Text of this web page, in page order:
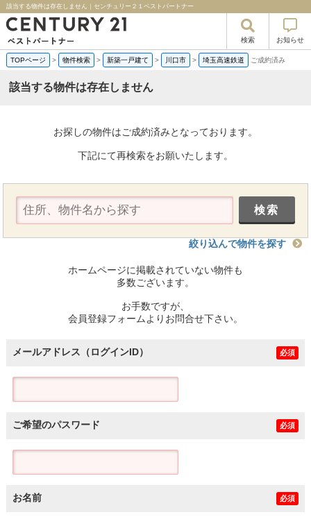
該当する物件は存在しません｜センチュリー２１ベストパートナー
検索 お知らせ
TOPページ > 物件検索 > 新築一戸建て > 川口市 > 埼玉高速鉄道 ご成約済み
該当する物件は存在しません
お探しの物件はご成約済みとなっております。
下記にて再検索をお願いたします。
絞り込んで物件を探す
ホームページに掲載されていない物件も
多数ございます。
お手数ですが、
会員登録フォームよりお問合せ下さい。
メールアドレス（ログインID） 必須
ご希望のパスワード 必須
お名前 必須